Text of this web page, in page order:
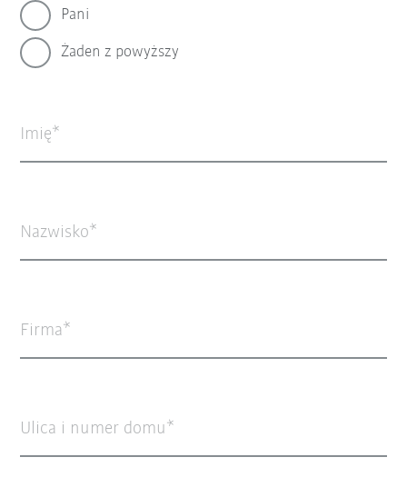
Pani
Żaden z powyższy
Imię
Nazwisko
Firma
Ulica i numer domu